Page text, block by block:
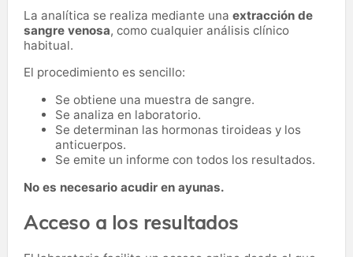
La analítica se realiza mediante una extracción de
sangre venosa, como cualquier análisis clínico
habitual.
El procedimiento es sencillo:
Se obtiene una muestra de sangre.
Se analiza en laboratorio.
Se determinan las hormonas tiroideas y los
anticuerpos.
Se emite un informe con todos los resultados.
No es necesario acudir en ayunas.
Acceso a los resultados